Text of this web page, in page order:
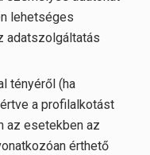
lehetséges
adatszolgáltatás
tényéről (ha
a profilalkotást
az esetekben az
érthető